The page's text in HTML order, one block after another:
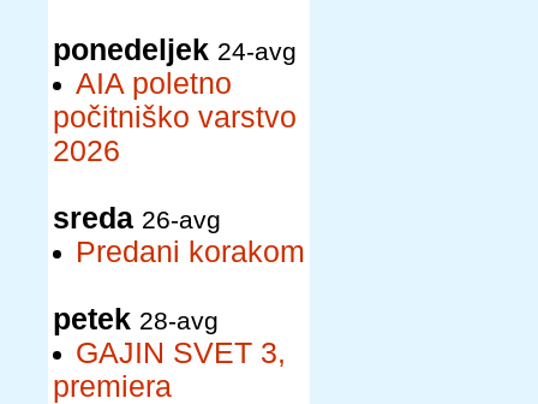
ponedeljek 24-avg
AIA poletno
počitniško varstvo
2026
sreda 26-avg
Predani korakom
petek 28-avg
GAJIN SVET 3,
premiera